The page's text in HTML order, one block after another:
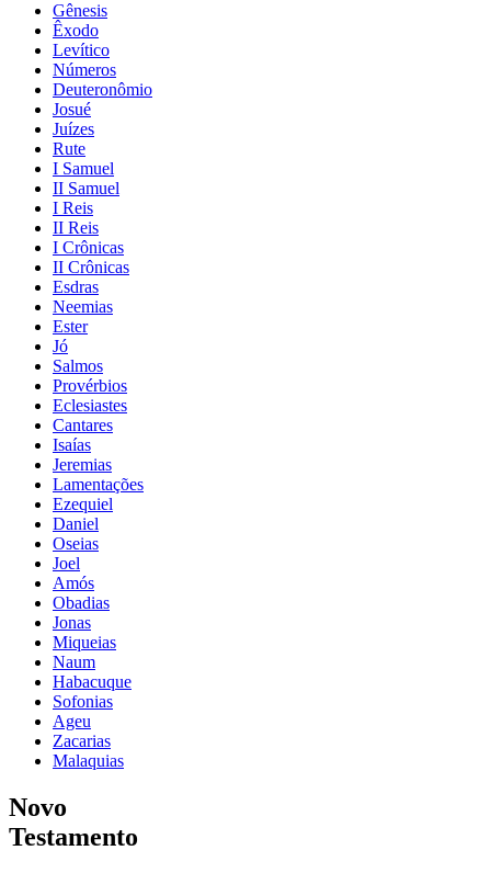
Gênesis
Êxodo
Levítico
Números
Deuteronômio
Josué
Juízes
Rute
I Samuel
II Samuel
I Reis
II Reis
I Crônicas
II Crônicas
Esdras
Neemias
Ester
Jó
Salmos
Provérbios
Eclesiastes
Cantares
Isaías
Jeremias
Lamentações
Ezequiel
Daniel
Oseias
Joel
Amós
Obadias
Jonas
Miqueias
Naum
Habacuque
Sofonias
Ageu
Zacarias
Malaquias
Novo
Testamento